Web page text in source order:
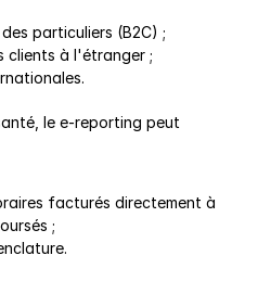
particuliers (B2C) ;
clients à l'étranger ;
le e-reporting peut
facturés directement à
;